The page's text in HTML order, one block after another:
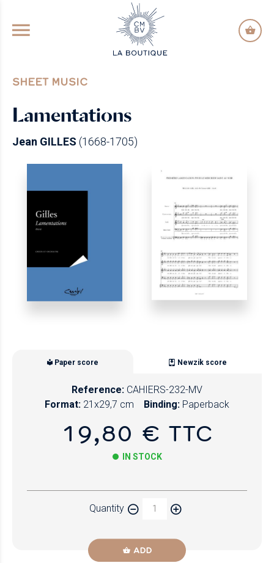
GO TO PRINCIPAL CONTENT
SHEET MUSIC
Lamentations
Jean GILLES (1668-1705)
Paper score Newzik score
Reference: CAHIERS-232-MV
Format: 21x29,7 cm Binding: Paperback
19,80 € TTC
IN STOCK
Quantity
ADD